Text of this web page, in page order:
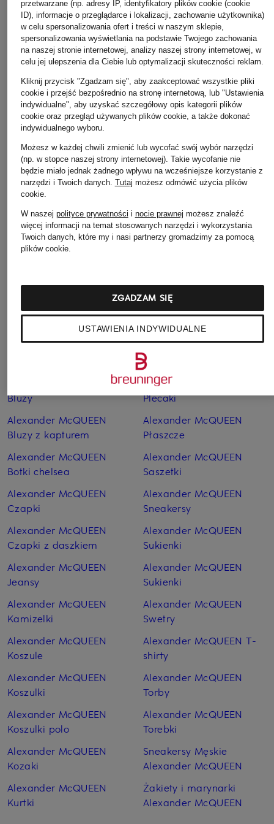
+ rabat promocyjny
DSQUARED2
koszulka
680 zł
Najniższa cena:
BALENCIAGA
1 910 zł
Pozostałe kategorie
Alexander McQUEEN
Bluzy
Alexander McQUEEN
Bluzy z kapturem
Alexander McQUEEN
Botki chelsea
Alexander McQUEEN
Czapki
Alexander McQUEEN
Czapki z daszkiem
Alexander McQUEEN
Jeansy
Alexander McQUEEN
Kamizelki
Alexander McQUEEN
Koszule
Alexander McQUEEN
Koszulki
Alexander McQUEEN
Koszulki polo
Alexander McQUEEN
Kozaki
Alexander McQUEEN
Kurtki
Alexander McQUEEN
Paski
Alexander McQUEEN
Plecaki
Alexander McQUEEN
Płaszcze
Alexander McQUEEN
Saszetki
Alexander McQUEEN
Sneakersy
Alexander McQUEEN
Sukienki
Alexander McQUEEN
Sukienki
Alexander McQUEEN
Swetry
Alexander McQUEEN T-
shirty
Alexander McQUEEN
Torby
Alexander McQUEEN
Torebki
Sneakersy Męskie
Alexander McQUEEN
Żakiety i marynarki
Alexander McQUEEN
przetwarzane (np. adresy IP, identyfikatory plików cookie (cookie
ID), informacje o przeglądarce i lokalizacji, zachowanie użytkownika)
w celu spersonalizowania ofert i treści w naszym sklepie,
spersonalizowania wyświetlania na podstawie Twojego zachowania
na naszej stronie internetowej, analizy naszej strony internetowej, w
celu jej ulepszenia dla Ciebie lub optymalizacji skuteczności reklam.
Kliknij przycisk "Zgadzam się", aby zaakceptować wszystkie pliki
cookie i przejść bezpośrednio na stronę internetową, lub "Ustawienia
indywidualne", aby uzyskać szczegółowy opis kategorii plików
cookie oraz przegląd używanych plików cookie, a także dokonać
indywidualnego wyboru.
Możesz w każdej chwili zmienić lub wycofać swój wybór narzędzi
(np. w stopce naszej strony internetowej). Takie wycofanie nie
będzie miało jednak żadnego wpływu na wcześniejsze korzystanie z
narzędzi i Twoich danych. Tutaj możesz odmówić użycia plików
cookie.
W naszej polityce prywatności i nocie prawnej możesz znaleźć
więcej informacji na temat stosowanych narzędzi i wykorzystania
Twoich danych, które my i nasi partnerzy gromadzimy za pomocą
plików cookie.
USTAWIENIA INDYWIDUALNE
ZGADZAM SIĘ